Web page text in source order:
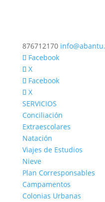
876712170
Facebook
X
Facebook
X
SERVICIOS
Conciliación
Extraescolares
Natación
Viajes de Estudios
Nieve
Plan Corresponsables
Campamentos
Colonias Urbanas